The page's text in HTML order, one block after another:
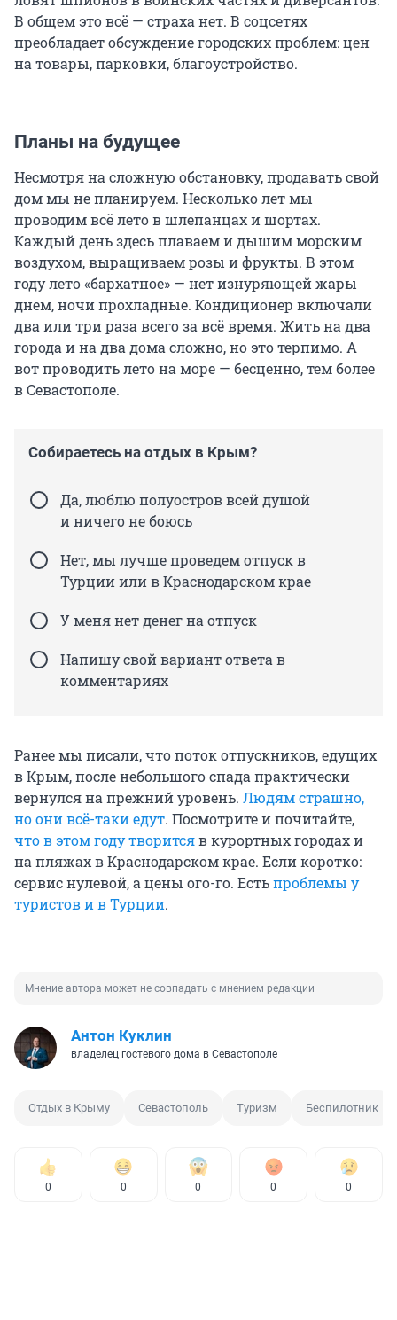
В общем это всё — страха нет. В соцсетях
преобладает обсуждение городских проблем: цен
на товары, парковки, благоустройство.
Планы на будущее
Несмотря на сложную обстановку, продавать свой
дом мы не планируем. Несколько лет мы
проводим всё лето в шлепанцах и шортах.
Каждый день здесь плаваем и дышим морским
воздухом, выращиваем розы и фрукты. В этом
году лето «бархатное» — нет изнуряющей жары
днем, ночи прохладные. Кондиционер включали
два или три раза всего за всё время. Жить на два
города и на два дома сложно, но это терпимо. А
вот проводить лето на море — бесценно, тем более
в Севастополе.
Собираетесь на отдых в Крым?
Да, люблю полуостров всей душой
и ничего не боюсь
Нет, мы лучше проведем отпуск в
Турции или в Краснодарском крае
У меня нет денег на отпуск
Напишу свой вариант ответа в
комментариях
Ранее мы писали, что поток отпускников, едущих
в Крым, после небольшого спада практически
вернулся на прежний уровень. Людям страшно,
но они всё-таки едут. Посмотрите и почитайте,
что в этом году творитсяв курортных городах и
на пляжах в Краснодарском крае. Если коротко:
сервис нулевой, а цены ого-го. Естьпроблемы у
туристов и в Турции.
Мнение автора может не совпадать с мнением редакции
Антон Куклин
владелец гостевого дома в Севастополе
Отдых в Крыму Севастополь Туризм Беспилотник
0 0 0 0 0